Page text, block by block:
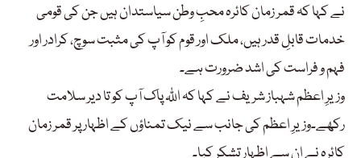
نے کہا کہ قمر زمان کائرہ محبِ وطن سیاستدان ہیں جن کی قومی
خدمات قابلِ قدر ہیں، ملک اور قوم کو آپ کی مثبت سوچ، کرادر اور
فہم و فراست کی اشد ضرورت ہے۔
وزیرِ اعظم شہباز شریف نے کہا کہ اللّٰہ پاک آپ کو تا دیر سلامت
رکھے۔وزیرِ اعظم کی جانب سے نیک تمناؤں کے اظہار پر قمر زمان
کائرہ نے ان سے اظہارِ تشکر کیا۔